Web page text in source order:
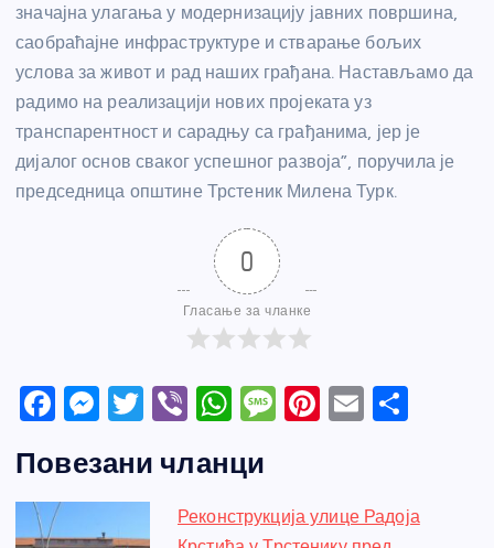
значајна улагања у модернизацију јавних површина,
саобраћајне инфраструктуре и стварање бољих
услова за живот и рад наших грађана. Настављамо да
радимо на реализацији нових пројеката уз
транспарентност и сарадњу са грађанима, јер је
дијалог основ сваког успешног развоја”, поручила је
председница општине Трстеник Милена Турк.
0
Гласање за чланке
F
c
e
M
ss
e
T
itt
er
Vi
er
W
at
s
M
a
Pi
e
E
e
Повезани чланци
Реконструкција улице Радоја